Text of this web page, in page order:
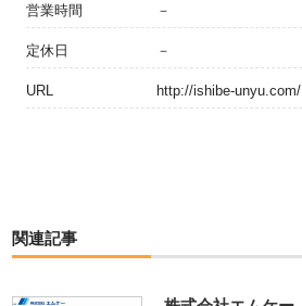
営業時間 －
定休日 －
URL http://ishibe-unyu.com/
関連記事